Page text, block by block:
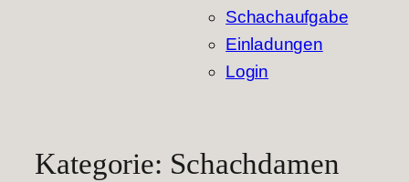
Schachaufgabe
Einladungen
Login
Kategorie: Schachdamen